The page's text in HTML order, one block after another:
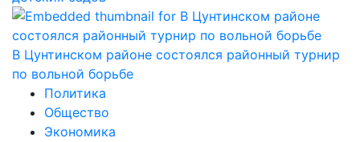
В Цунтинском районе состоялся районный турнир
по вольной борьбе
Политика
Общество
Экономика